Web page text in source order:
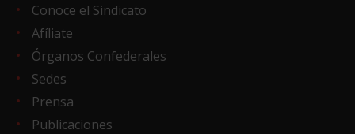
Conoce el Sindicato
Afíliate
Órganos Confederales
Sedes
Prensa
Publicaciones